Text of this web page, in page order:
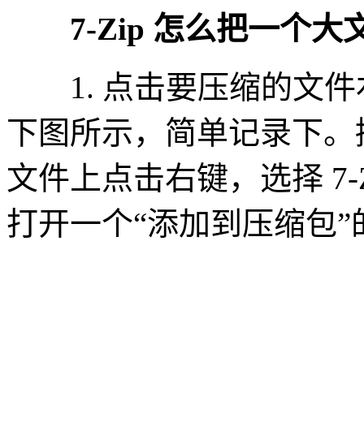
7-Zip 怎么把一个大
1. 点击要压缩的文件
下图所示，简单记录下
文件上点击右键，选择
打开一个“添加到压缩包”